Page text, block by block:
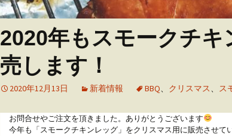
2020年もスモークチキ
売します！
2020年12月13日 新着情報 BBQ、 クリスマス、 ス
お問合せやご注文を頂きました。ありがとうございます
今年も「スモークチキンレッグ」をクリスマス用に販売させて